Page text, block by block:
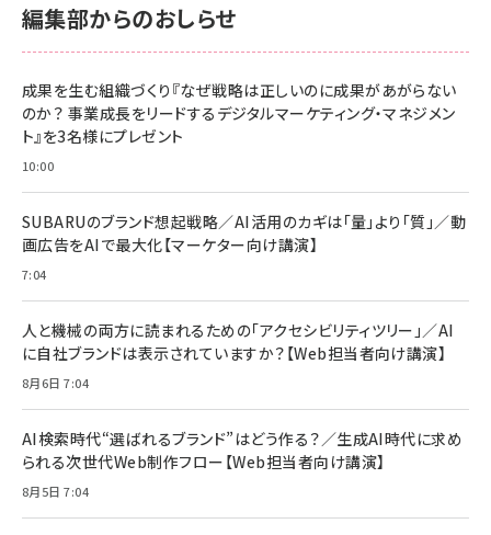
編集部からのおしらせ
成果を生む組織づくり『なぜ戦略は正しいのに成果があがらない
のか？ 事業成長をリードするデジタルマーケティング・マネジメン
ト』を3名様にプレゼント
10:00
SUBARUのブランド想起戦略／AI活用のカギは「量」より「質」／動
画広告をAIで最大化【マーケター向け講演】
7:04
人と機械の両方に読まれるための「アクセシビリティツリー」／AI
に自社ブランドは表示されていますか？【Web担当者向け講演】
8月6日 7:04
AI検索時代“選ばれるブランド”はどう作る？／生成AI時代に求め
られる次世代Web制作フロー【Web担当者向け講演】
8月5日 7:04